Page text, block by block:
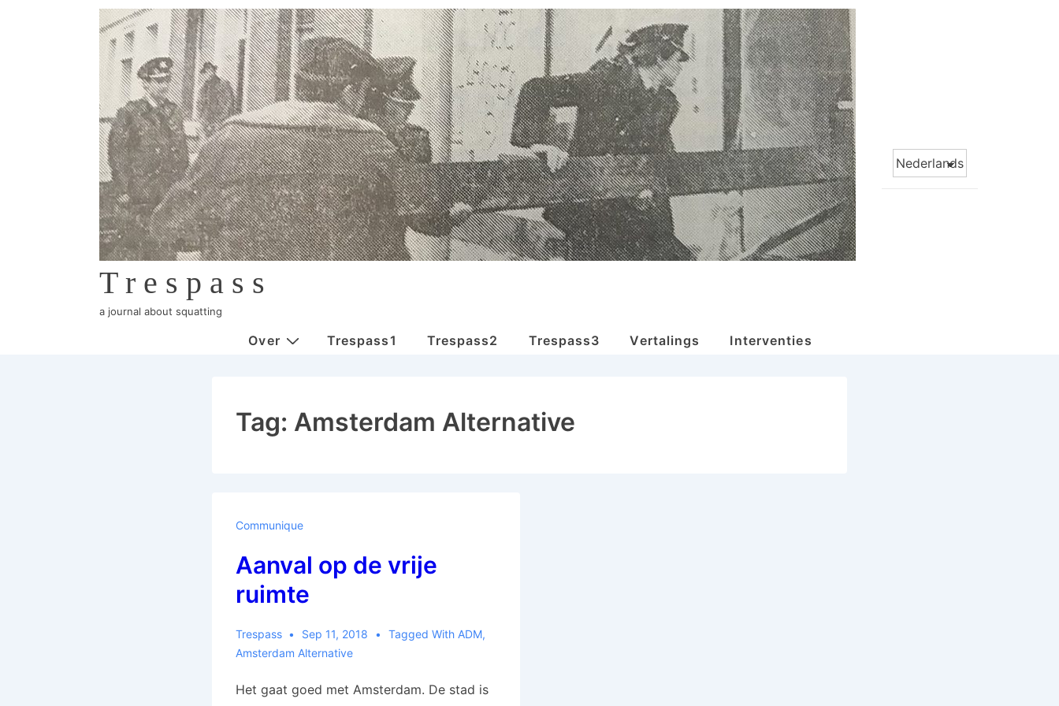
Trespass
a journal about squatting
Choose
a
Hoofdnavigatie
Over Trespass1 Trespass2 Trespass3 Vertalings Interventies
Tag: Amsterdam Alternative
Communique
Aanval op de vrije
ruimte
Trespass Sep 11, 2018 Tagged With ADM,
Amsterdam Alternative
Het gaat goed met Amsterdam. De stad is